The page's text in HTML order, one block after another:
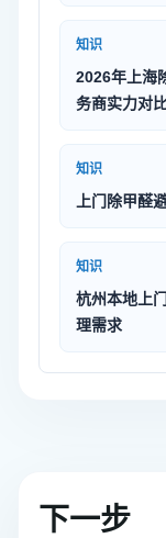
知识
2026年上海
务商实力对
知识
上门除甲醛
知识
杭州本地上
理需求
下一步